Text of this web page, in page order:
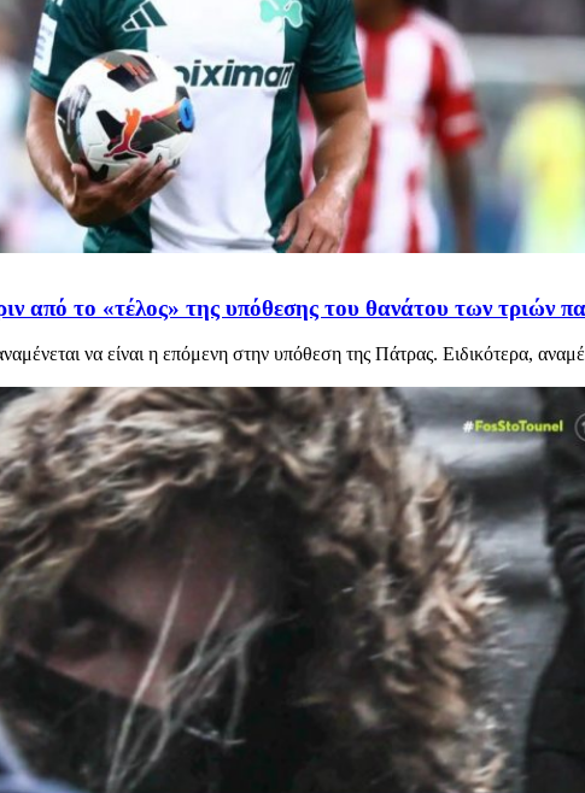
από το «τέλος» της υπόθεσης του θανάτου των τριών
να είναι η επόμενη στην υπόθεση της Πάτρας. Ειδικότερα,